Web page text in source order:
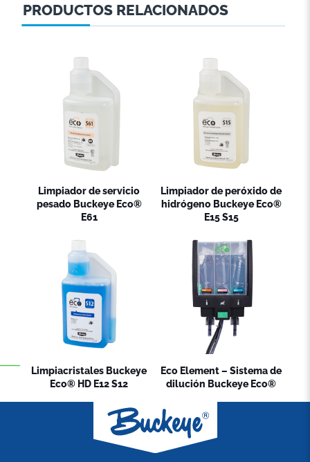
PRODUCTOS RELACIONADOS
Limpiador de servicio
pesado Buckeye Eco®
E61
Limpiador de peróxido de
hidrógeno Buckeye Eco®
E15 S15
Limpiacristales Buckeye
Eco® HD E12 S12
Eco Element – Sistema de
dilución Buckeye Eco®